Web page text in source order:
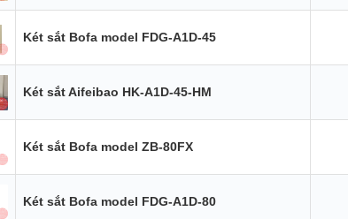
Két sắt Bofa model FDG-A1D-45
Két sắt Aifeibao HK-A1D-45-HM
Két sắt Bofa model ZB-80FX
Két sắt Bofa model FDG-A1D-80